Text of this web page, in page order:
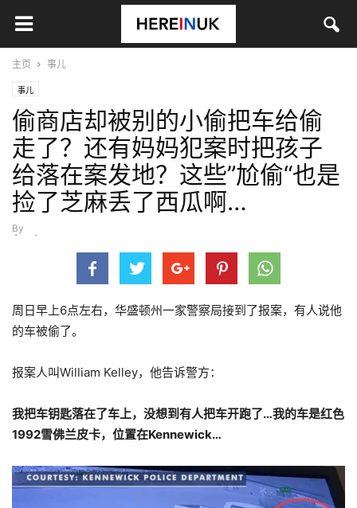
主页 事儿
事儿
偷商店却被别的小偷把车给偷
走了？还有妈妈犯案时把孩子
给落在案发地？这些”尬偷“也是
捡了芝麻丢了西瓜啊…
By
Janet
周日早上6点左右，华盛顿州一家警察局接到了报案，有人说他
的车被偷了。
报案人叫William Kelley，他告诉警方：
我把车钥匙落在了车上，没想到有人把车开跑了…我的车是红色
1992雪佛兰皮卡，位置在Kennewick…